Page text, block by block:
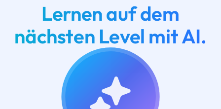
Lernen auf dem
nächsten Level mit AI.